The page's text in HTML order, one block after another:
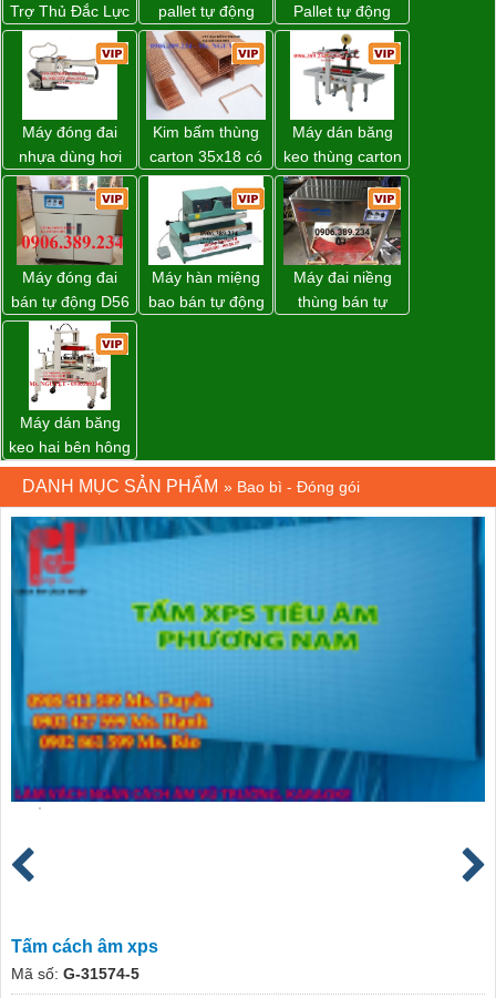
Trợ Thủ Đắc Lực
Cho Mọi Doanh
Nghiệp Trong
Khâu Đóng Gói
pallet tự động
WP-55 chính
hãng Wellpack
giá tốt
Pallet tự động
WP-55 xuất xứ
Đài Loan
Máy đóng đai
nhựa dùng hơi
khí nén WP-20
Kim bấm thùng
carton 35x18 có
sẵn giá rẻ toàn
quốc
Máy dán băng
keo thùng carton
WP-5050RL
chính hãng
Máy đóng đai
bán tự động D56
Strapack
Máy hàn miệng
bao bán tự động
Máy đai niềng
thùng bán tự
Máy dán băng
keo hai bên hông
thùng carton
WP-5050SA giá
rẻ Miền Nam
DANH MỤC SẢN PHẨM » Bao bì - Đóng gói
Tấm cách âm xps
Mã số: G-31574-5